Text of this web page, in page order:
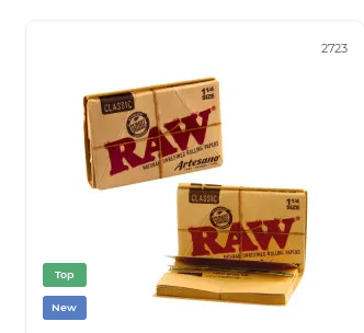
2723
Top
New